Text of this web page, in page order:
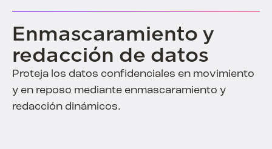
Enmascaramiento y
redacción de datos
Proteja los datos confidenciales en movimiento
y en reposo mediante enmascaramiento y
redacción dinámicos.